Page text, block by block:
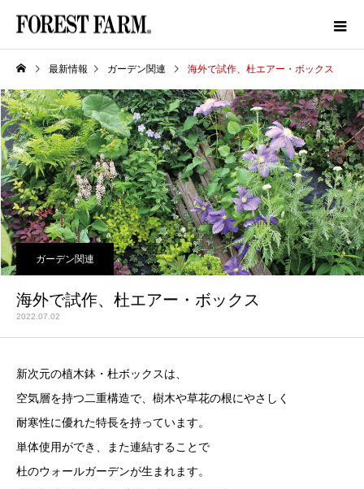
最新情報 ガーデン関連 海外で試作、杜エアー・ボックス
ガーデン関連
海外で試作、杜エアー・ボックス
2022.07.02
新次元の植木鉢・杜ボックスは、
空気層を持つ二重構造で、樹木や草花の根にやさしく
耐寒性に優れた特長を持っています。
単体使用ができ、また連結することで
杜のウォールガーデンが生まれます。